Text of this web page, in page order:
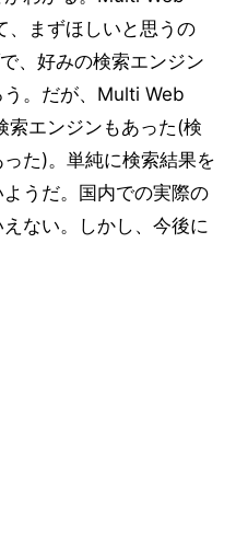
、まずほしいと思うの
、好みの検索エンジン
。だが、Multi Web
索エンジンもあった(検
た)。単純に検索結果を
うだ。国内での実際の
ない。しかし、今後に